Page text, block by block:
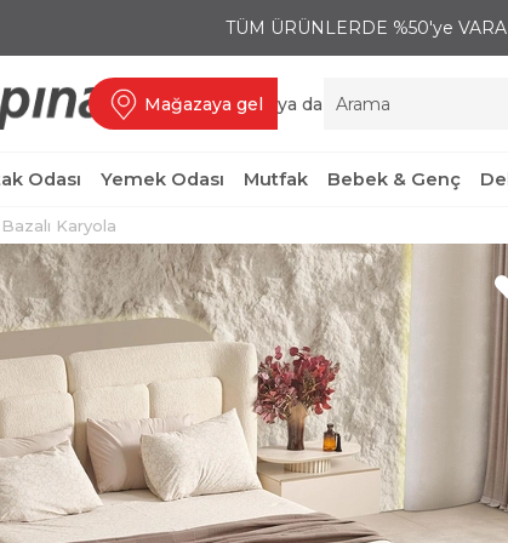
TÜM ÜRÜNLERDE %50'ye
Mağazaya gel ya da
Odası Yemek Odası Mutfak Bebek & Genç
Karyola